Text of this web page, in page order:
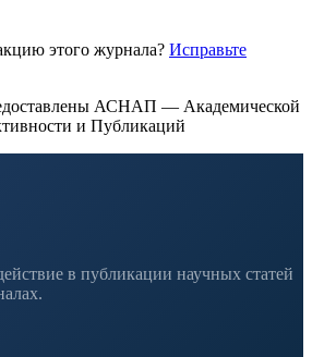
этого журнала? Исправьте
АСНАП — Академической
и Публикаций
в публикации научных статей